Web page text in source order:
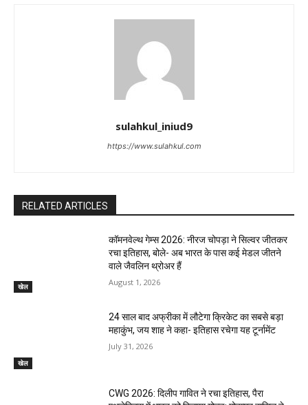
sulahkul_iniud9
https://www.sulahkul.com
RELATED ARTICLES
खेल
कॉमनवेल्थ गेम्स 2026: नीरज चोपड़ा ने सिल्वर जीतकर
रचा इतिहास, बोले- अब भारत के पास कई मेडल जीतने
वाले जैवलिन थ्रोअर हैं
August 1, 2026
खेल
24 साल बाद अफ्रीका में लौटेगा क्रिकेट का सबसे बड़ा
महाकुंभ, जय शाह ने कहा- इतिहास रचेगा यह टूर्नामेंट
July 31, 2026
CWG 2026: दिलीप गावित ने रचा इतिहास, पैरा